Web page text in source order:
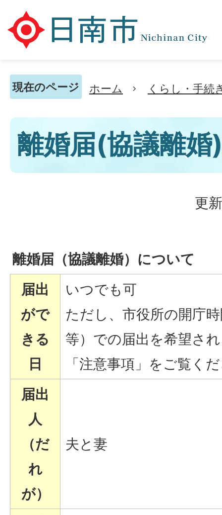
現在のページ ホーム くらし・手続
離婚届(協議離婚
更
離婚届（協議離婚）について
届出
がで
きる
日
いつでも可
ただし、市役所の開庁
等）での届出を希望さ
「注意事項」をご覧く
届出
人
（だ
れ
が）
夫と妻